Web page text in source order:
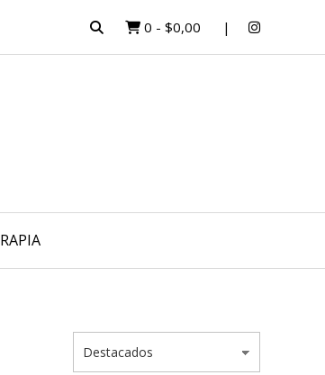
0 - $0,00